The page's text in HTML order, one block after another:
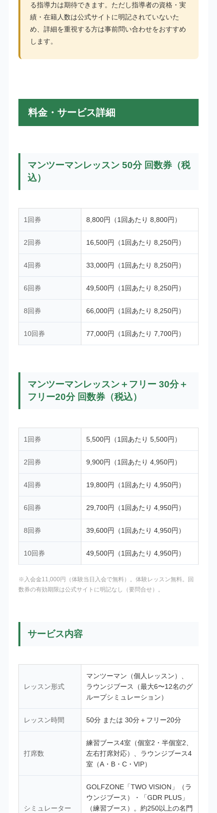
る指導力は期待できます。ただし指導者の資格・実
績・在籍人数は公式サイトに明記されていないた
め、詳細を重視する方は事前問い合わせをおすすめ
します。
料金・サービス詳細
マンツーマンレッスン 50分 回数券（税
込）
1回券 8,800円（1回あたり 8,800円）
2回券 16,500円（1回あたり 8,250円）
4回券 33,000円（1回あたり 8,250円）
6回券 49,500円（1回あたり 8,250円）
8回券 66,000円（1回あたり 8,250円）
10回券 77,000円（1回あたり 7,700円）
マンツーマンレッスン＋フリー 30分＋
フリー20分 回数券（税込）
1回券 5,500円（1回あたり 5,500円）
2回券 9,900円（1回あたり 4,950円）
4回券 19,800円（1回あたり 4,950円）
6回券 29,700円（1回あたり 4,950円）
8回券 39,600円（1回あたり 4,950円）
10回券 49,500円（1回あたり 4,950円）
※入会金11,000円（体験当日入会で無料）。体験レッスン無料。回
数券の有効期限は公式サイトに明記なし（要問合せ）。
サービス内容
レッスン形式
マンツーマン（個人レッスン）、
ラウンジブース（最大6〜12名のグ
ループシミュレーション）
レッスン時間 50分 または 30分＋フリー20分
打席数
練習ブース4室（個室2・半個室2、
左右打席対応）、ラウンジブース4
室（A・B・C・VIP）
シミュレーター
GOLFZONE「TWO VISION」（ラ
ウンジブース）・「GDR PLUS」
（練習ブース）。約250以上の名門